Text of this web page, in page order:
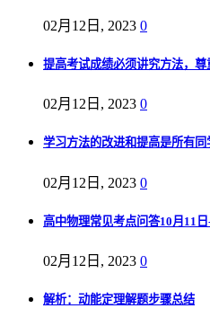
02月12日, 2023 0
提高考试成绩必须讲究方法，尊
02月12日, 2023 0
学习方法的改进和提高是所有同
02月12日, 2023 0
高中物理常见考点问答10月11
02月12日, 2023 0
解析：动能定理解题步骤总结